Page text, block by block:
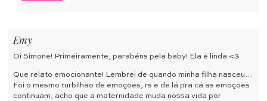
Emy
Oi Simone! Primeiramente, parabéns pela baby! Ela é linda <3
Que relato emocionante! Lembrei de quando minha filha nasceu…
Foi o mesmo turbilhão de emoções, rs e de lá pra cá as emoções
continuam, acho que a maternidade muda nossa vida por